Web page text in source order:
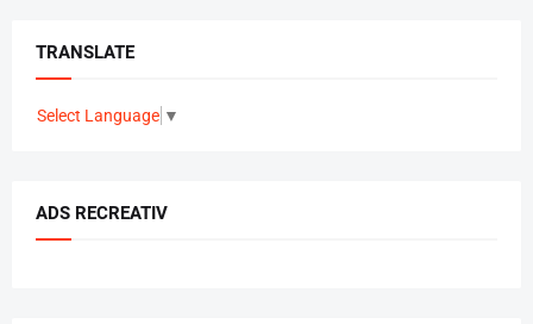
TRANSLATE
Select Language ▼
ADS RECREATIV